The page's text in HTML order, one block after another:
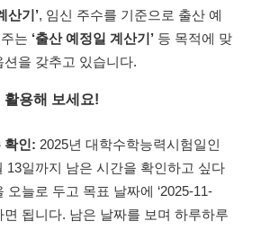
산기’, 임신 주수를 기준으로 출산 예
는 ‘출산 예정일 계산기’ 등 목적에 맞
션을 갖추고 있습니다.
용해 보세요!
확인: 2025년 대학수학능력시험일인
13일까지 남은 시간을 확인하고 싶다
오늘로 두고 목표 날짜에 ‘2025-11-
면 됩니다. 남은 날짜를 보며 하루하루